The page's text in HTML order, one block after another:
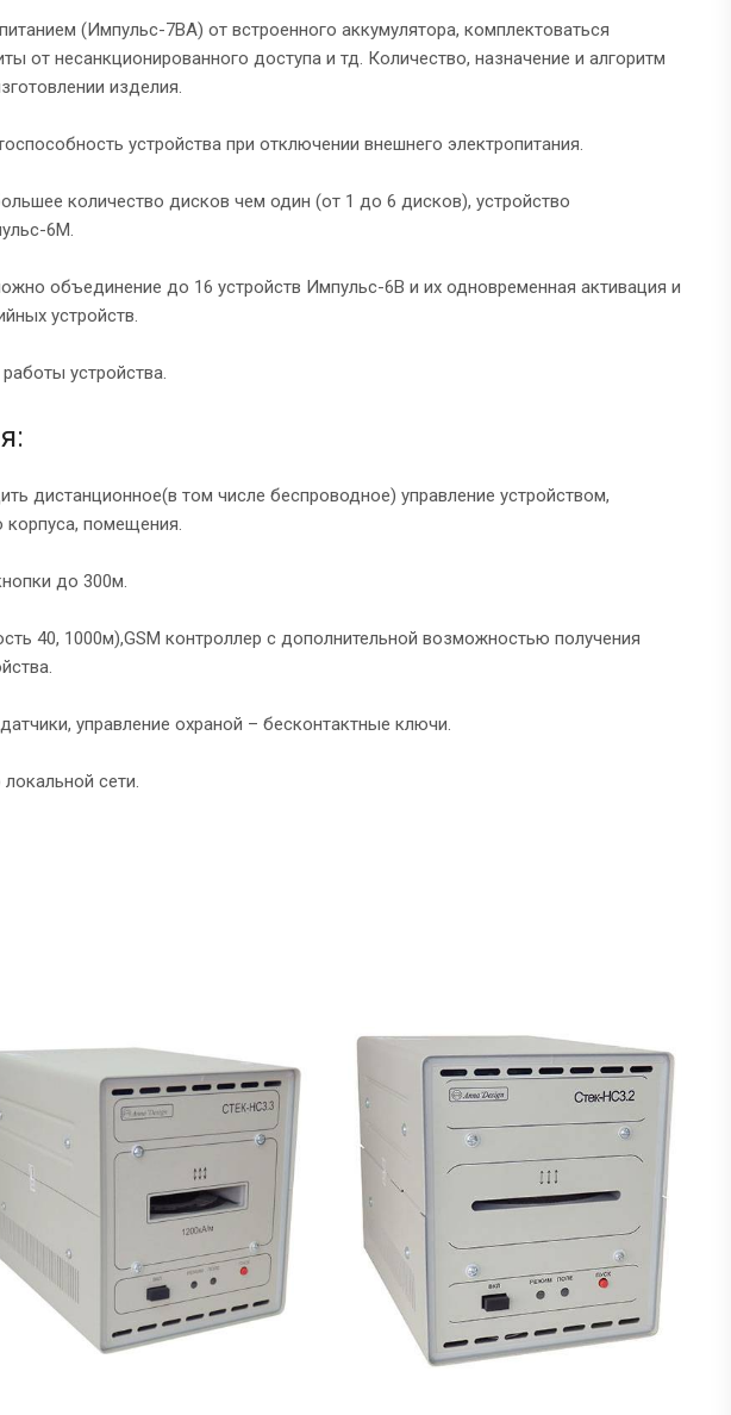
(Импульс-7ВА) от встроенного аккумулятора, комплектоваться
от несанкционированного доступа и тд. Количество, назначение и алгоритм
изделия.
устройства при отключении внешнего электропитания.
количество дисков чем один (от 1 до 6 дисков), устройство
6М.
объединение до 16 устройств Импульс-6В и их одновременная активация и
устройств.
устройства.
дистанционное(в том числе беспроводное) управление устройством,
помещения.
до 300м.
40, 1000м),GSM контроллер с дополнительной возможностью получения
управление охраной – бесконтактные ключи.
сети.